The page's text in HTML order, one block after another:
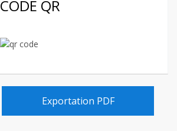
CODE QR
Exportation PDF